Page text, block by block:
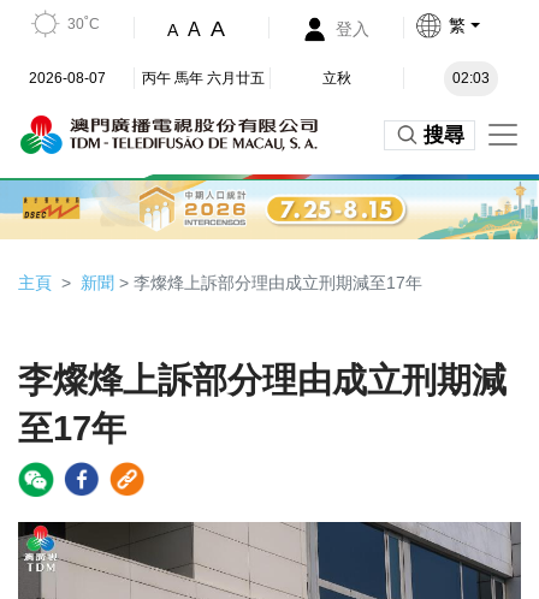
30˚C A A A 登入 繁
2026-08-07 丙午 馬年 六月廿五 立秋 02:03
搜尋
主頁 新聞 > 李燦烽上訴部分理由成立刑期減至17年
李燦烽上訴部分理由成立刑期減
至17年